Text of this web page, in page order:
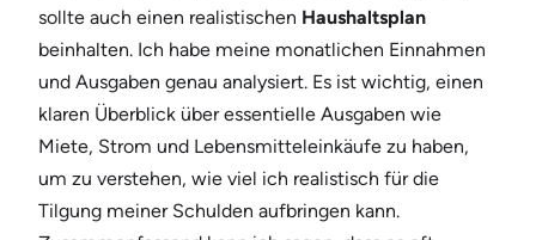
sollte auch einen realistischen Haushaltsplan
beinhalten. Ich habe meine monatlichen Einnahmen
und Ausgaben genau analysiert. Es ist wichtig, einen
klaren Überblick über essentielle Ausgaben wie
Miete, Strom und Lebensmitteleinkäufe zu haben,
um zu verstehen, wie viel ich realistisch für die
Tilgung meiner Schulden aufbringen kann.